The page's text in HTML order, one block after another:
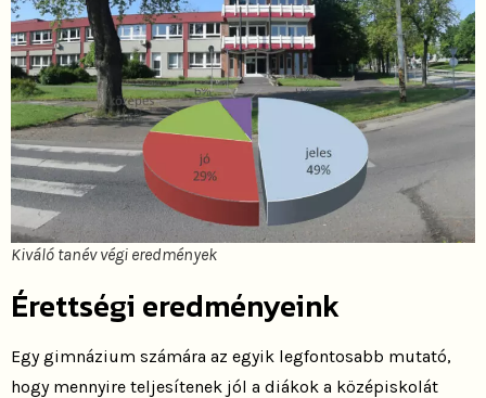
Kiváló tanév végi eredmények
Érettségi eredményeink
Egy gimnázium számára az egyik legfontosabb mutató,
hogy mennyire teljesítenek jól a diákok a középiskolát